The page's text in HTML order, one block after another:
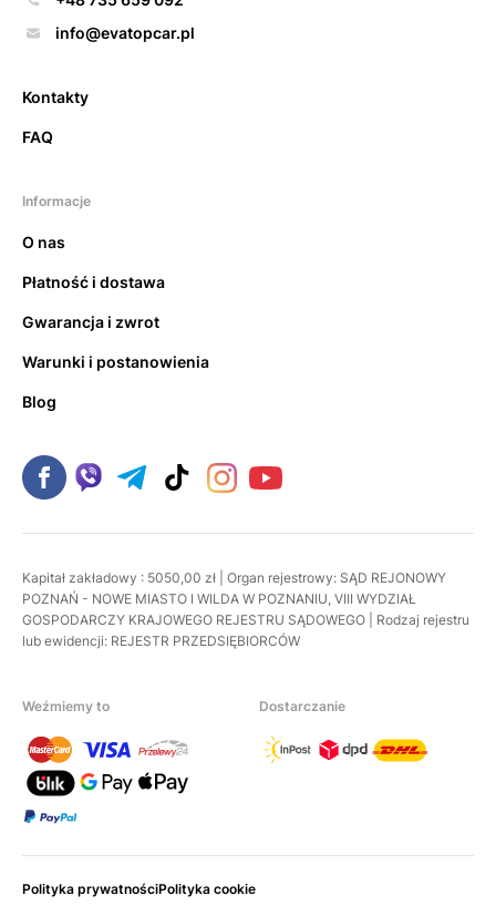
info@evatopcar.pl
Kontakty
FAQ
Informacje
O nas
Płatność i dostawa
Gwarancja i zwrot
Warunki i postanowienia
Blog
Kapitał zakładowy : 5050,00 zł | Organ rejestrowy: SĄD REJONOWY
POZNAŃ - NOWE MIASTO I WILDA W POZNANIU, VIII WYDZIAŁ
GOSPODARCZY KRAJOWEGO REJESTRU SĄDOWEGO | Rodzaj rejestru
lub ewidencji: REJESTR PRZEDSIĘBIORCÓW
Weźmiemy to Dostarczanie
Polityka prywatnościPolityka cookie